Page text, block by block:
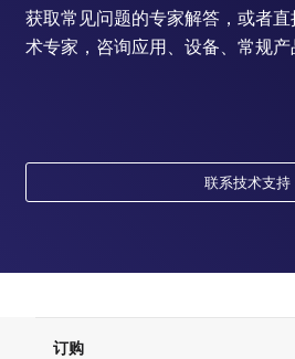
获取常见问题的专家解答，或者
术专家，咨询应用、设备、常规产
联系技术支持
订购